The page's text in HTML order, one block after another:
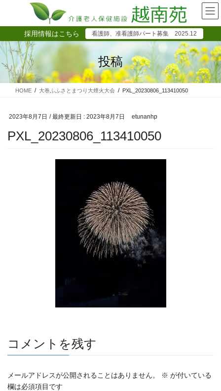
テ
ツ
に
移
ゲ
シ
ョ
ン
採用情報はこちら 看護師、准看護師パート募集 2025.12
投稿
HOME 大巻ふふさとまつり大煙火大会 PXL_20230806_113410050
2023年8月7日 / 最終更新日 : 2023年8月7日 etunanhp
PXL_20230806_113410050
コメントを残す
メールアドレスが公開されることはありません。 ※ が付いている
欄は必須項目です